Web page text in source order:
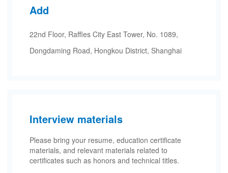
Add
22nd Floor, Raffles City East Tower, No. 1089,
Dongdaming Road, Hongkou District, Shanghai
Interview materials
Please bring your resume, education certificate
materials, and relevant materials related to
certificates such as honors and technical titles.